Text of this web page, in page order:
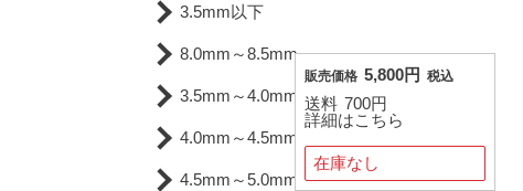
3.5mm以下
8.0mm～8.5mm
3.5mm～4.0mm
4.0mm～4.5mm
4.5mm～5.0mm
販売価格 5,800円 税込
送料 700円
詳細はこちら
在庫なし